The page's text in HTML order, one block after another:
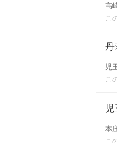
高
こ
丹
児
こ
本
こ